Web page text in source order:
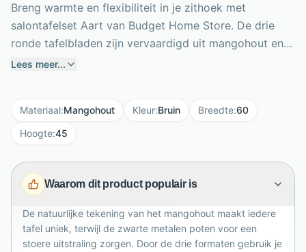
Breng warmte en flexibiliteit in je zithoek met
salontafelset Aart van Budget Home Store. De drie
ronde tafelbladen zijn vervaardigd uit mangohout en
tonen een levendige, natuurlijke nerf. Slanke zwarte
Dankzij de verschillende formaten schuif je de tafels
speels onder elkaar of plaats je ze afzonderlijk naast
en is 45 cm hoog. Zo creëer je eenvoudig extra plek
voor drankjes, boeken en decoratie, terwijl de
opnieuw thuis.
Lees meer...
Materiaal:Mangohout Kleur:Bruin Breedte:60
Hoogte:45
Waarom dit product populair is
De natuurlijke tekening van het mangohout maakt iedere
tafel uniek, terwijl de zwarte metalen poten voor een
stoere uitstraling zorgen. Door de drie formaten gebruik je